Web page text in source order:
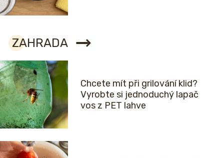
ZAHRADA
Chcete mít při grilování klid?
Vyrobte si jednoduchý lapač
vos z PET lahve